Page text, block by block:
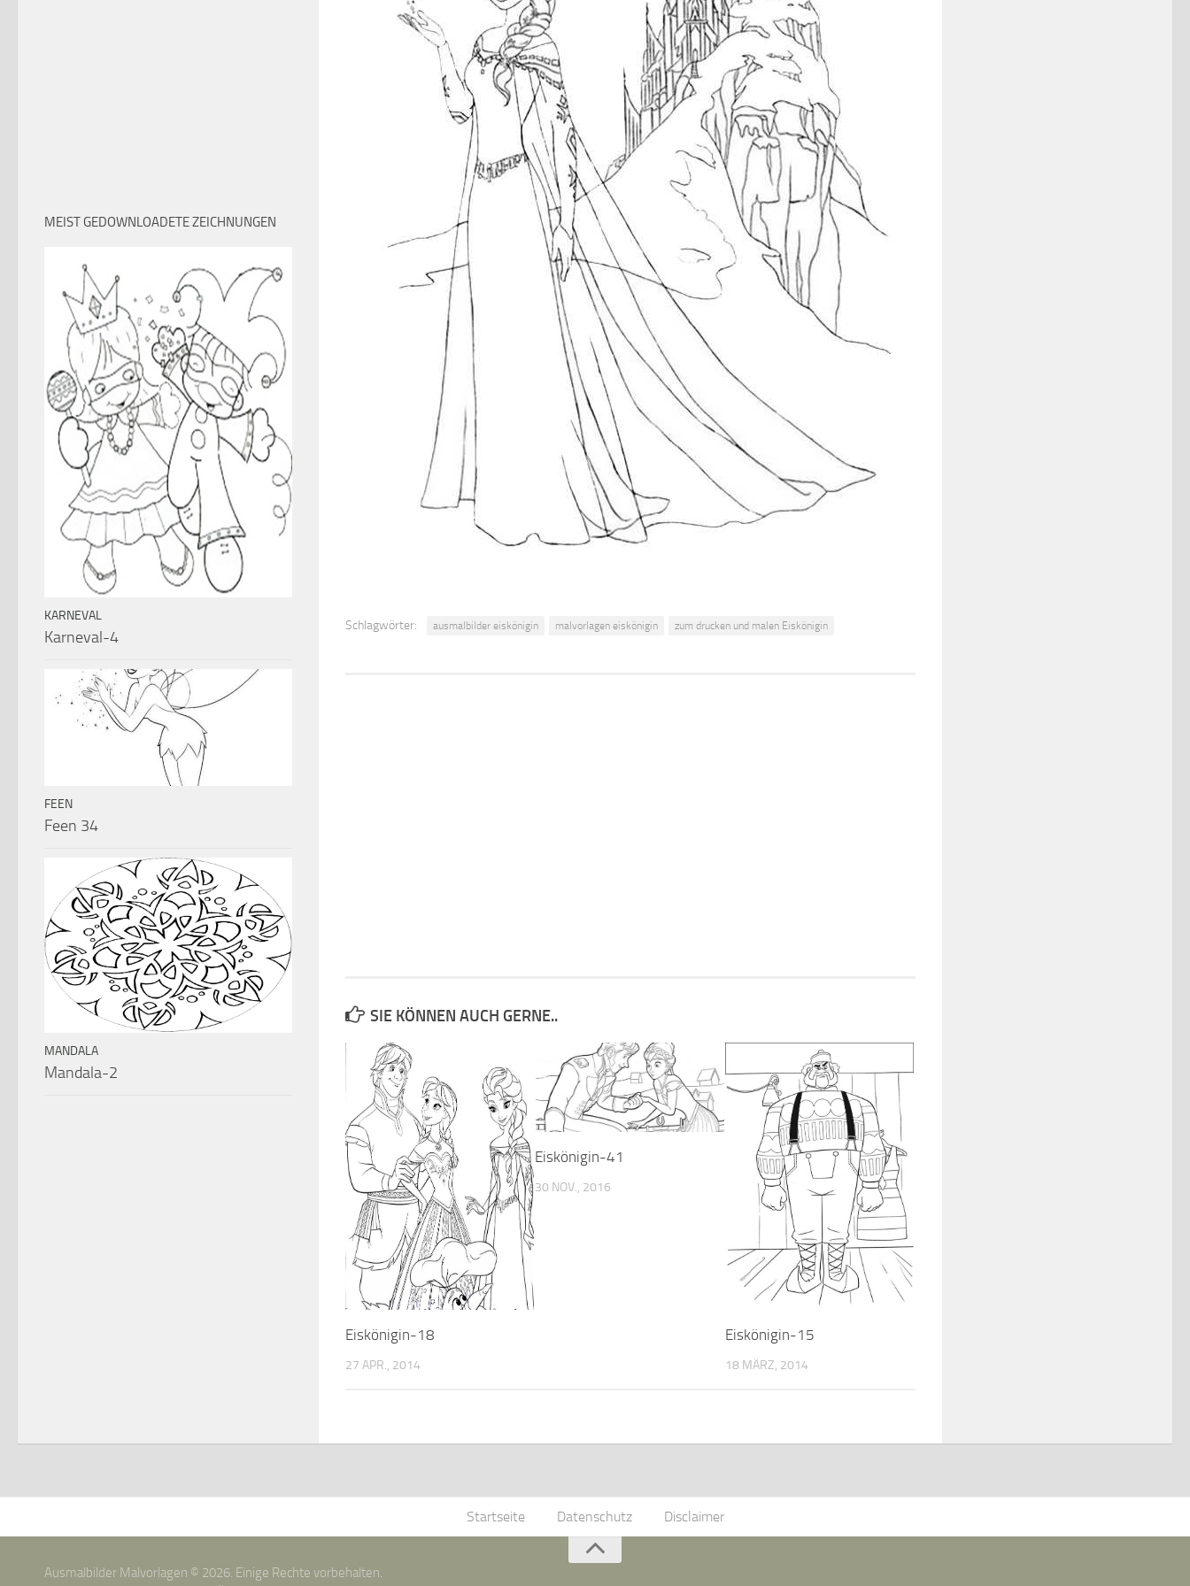
Schlagwörter: ausmalbilder eiskönigin malvorlagen eiskönigin zum drucken und malen Eiskönigin
SIE KÖNNEN AUCH GERNE..
Eiskönigin-18
27 APR., 2014
Eiskönigin-41
30 NOV., 2016
Eiskönigin-15
18 MÄRZ, 2014
MEIST GEDOWNLOADETE ZEICHNUNGEN
KARNEVAL
Karneval-4
FEEN
Feen 34
MANDALA
Mandala-2
Startseite Datenschutz Disclaimer
Ausmalbilder Malvorlagen © 2026. Einige Rechte vorbehalten.